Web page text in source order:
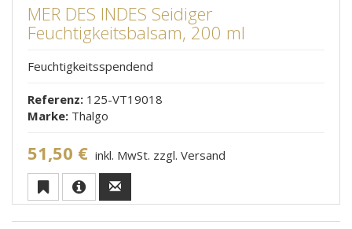
MER DES INDES Seidiger
Feuchtigkeitsbalsam, 200 ml
Feuchtigkeitsspendend
Referenz: 125-VT19018
Marke: Thalgo
51,50 € inkl. MwSt. zzgl. Versand